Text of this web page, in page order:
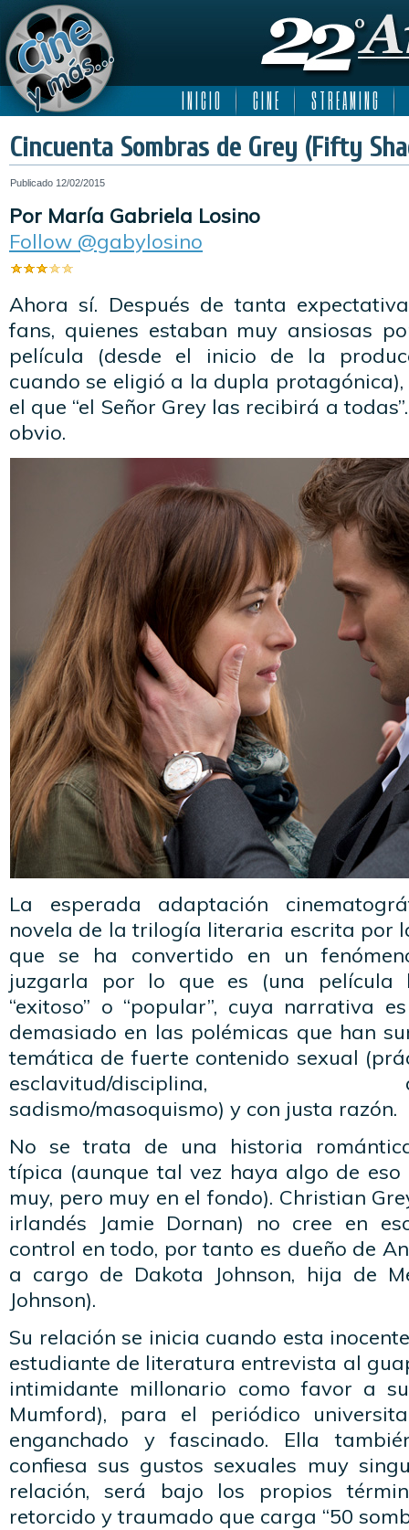
I N I C I O C I N E S T R E A M I N G
Cincuenta Sombras de Grey (Fifty
Publicado 12/02/2015
Por María Gabriela Losino
Follow @gabylosino
Ahora sí. Después de tanta
fans, quienes estaban muy ansiosas
película (desde el inicio de la
cuando se eligió a la dupla
el que “el Señor Grey las recibirá a
obvio.
La esperada adaptación
novela de la trilogía literaria escrita por
que se ha convertido en un
juzgarla por lo que es (una película
“exitoso” o “popular”, cuya narrativa
demasiado en las polémicas que han
temática de fuerte contenido sexual
esclavitud/disciplina,
sadismo/masoquismo) y con justa razón.
No se trata de una historia
típica (aunque tal vez haya algo de eso
muy, pero muy en el fondo). Christian
irlandés Jamie Dornan) no cree en
control en todo, por tanto es dueño de
a cargo de Dakota Johnson, hija de
Johnson).
Su relación se inicia cuando esta
estudiante de literatura entrevista al
intimidante millonario como favor a
Mumford), para el periódico
enganchado y fascinado. Ella
confiesa sus gustos sexuales muy
relación, será bajo los propios
retorcido y traumado que carga “50